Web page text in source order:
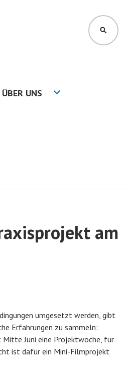
SUCHEN
ÜBER UNS
am
umgesetzt werden, gibt
Erfahrungen zu sammeln:
Juni eine Projektwoche, für
ist dafür ein Mini-Filmprojekt